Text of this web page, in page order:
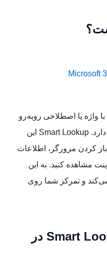
واژه یا اصطلاحی روبه‌رو
می‌شوید که نیاز به توضیح بیشتر دارد. Smart Lookup این
کردن مرورگر، اطلاعات
مشاهده کنید. به این
و تمرکز شما روی
نحوه استفاده از Smart Lookup در